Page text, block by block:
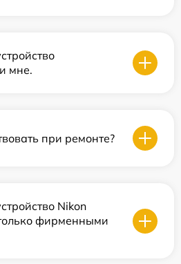
мне.
при ремонте?
Nikon
фирменными